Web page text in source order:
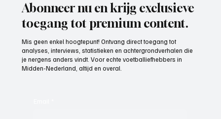
Abonneer nu en krijg exclusieve
toegang tot premium content.
Mis geen enkel hoogtepunt! Ontvang direct toegang tot
analyses, interviews, statistieken en achtergrondverhalen die
je nergens anders vindt. Voor echte voetballiefhebbers in
Midden-Nederland, altijd en overal.